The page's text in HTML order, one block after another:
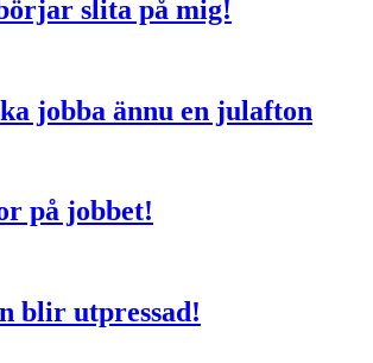
slita på mig!
jobba ännu en julafton
på jobbet!
blir utpressad!